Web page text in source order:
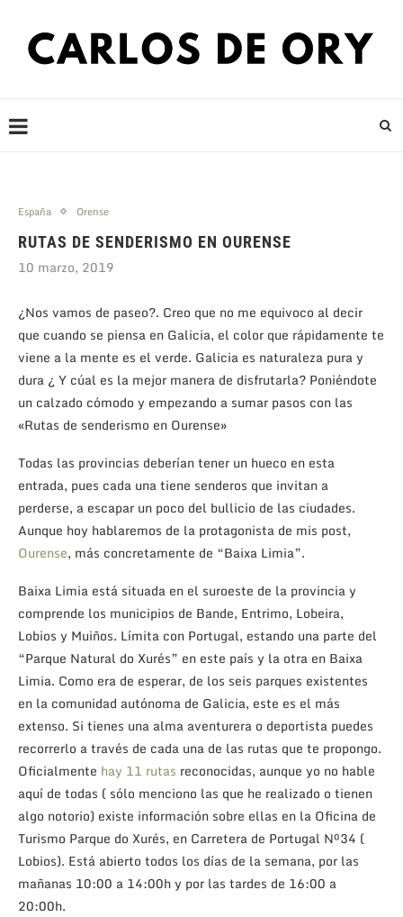
España Orense
RUTAS DE SENDERISMO EN OURENSE
10 marzo, 2019
¿Nos vamos de paseo?. Creo que no me equivoco al decir
que cuando se piensa en Galicia, el color que rápidamente te
viene a la mente es el verde. Galicia es naturaleza pura y
dura ¿ Y cúal es la mejor manera de disfrutarla? Poniéndote
un calzado cómodo y empezando a sumar pasos con las
«Rutas de senderismo en Ourense»
Todas las provincias deberían tener un hueco en esta
entrada, pues cada una tiene senderos que invitan a
perderse, a escapar un poco del bullicio de las ciudades.
Aunque hoy hablaremos de la protagonista de mis post,
Ourense, más concretamente de “Baixa Limia”.
Baixa Limia está situada en el suroeste de la provincia y
comprende los municipios de Bande, Entrimo, Lobeira,
Lobios y Muiños. Límita con Portugal, estando una parte del
“Parque Natural do Xurés” en este país y la otra en Baixa
Limia. Como era de esperar, de los seis parques existentes
en la comunidad autónoma de Galicia, este es el más
extenso. Si tienes una alma aventurera o deportista puedes
recorrerlo a través de cada una de las rutas que te propongo.
Oficialmente hay 11 rutas reconocidas, aunque yo no hable
aquí de todas ( sólo menciono las que he realizado o tienen
algo notorio) existe información sobre ellas en la Oficina de
Turismo Parque do Xurés, en Carretera de Portugal Nº34 (
Lobios). Está abierto todos los días de la semana, por las
mañanas 10:00 a 14:00h y por las tardes de 16:00 a
20:00h.